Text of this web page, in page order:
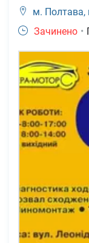
м. Полтава,
Зачинено •